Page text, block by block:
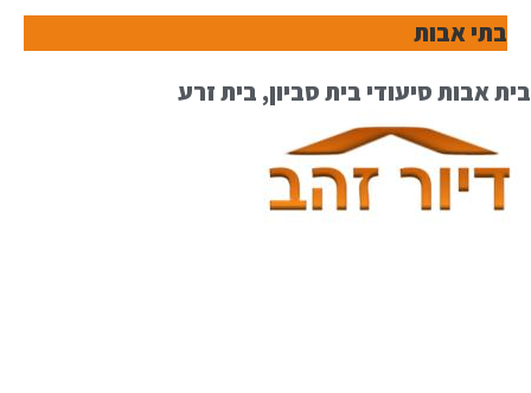
בתי אבות
בית אבות סיעודי בית סביון, בית זרע